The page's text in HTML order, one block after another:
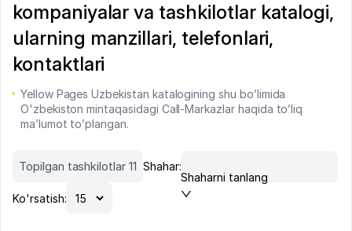
kompaniyalar va tashkilotlar katalogi,
ularning manzillari, telefonlari,
kontaktlari
Yellow Pages Uzbekistan katalogining shu bo’limida
O'zbekiston mintaqasidagi Call-Markazlar haqida to’liq
ma’lumot to’plangan.
Topilgan tashkilotlar 11 Shahar:
Shaharni tanlang
Ko'rsatish: